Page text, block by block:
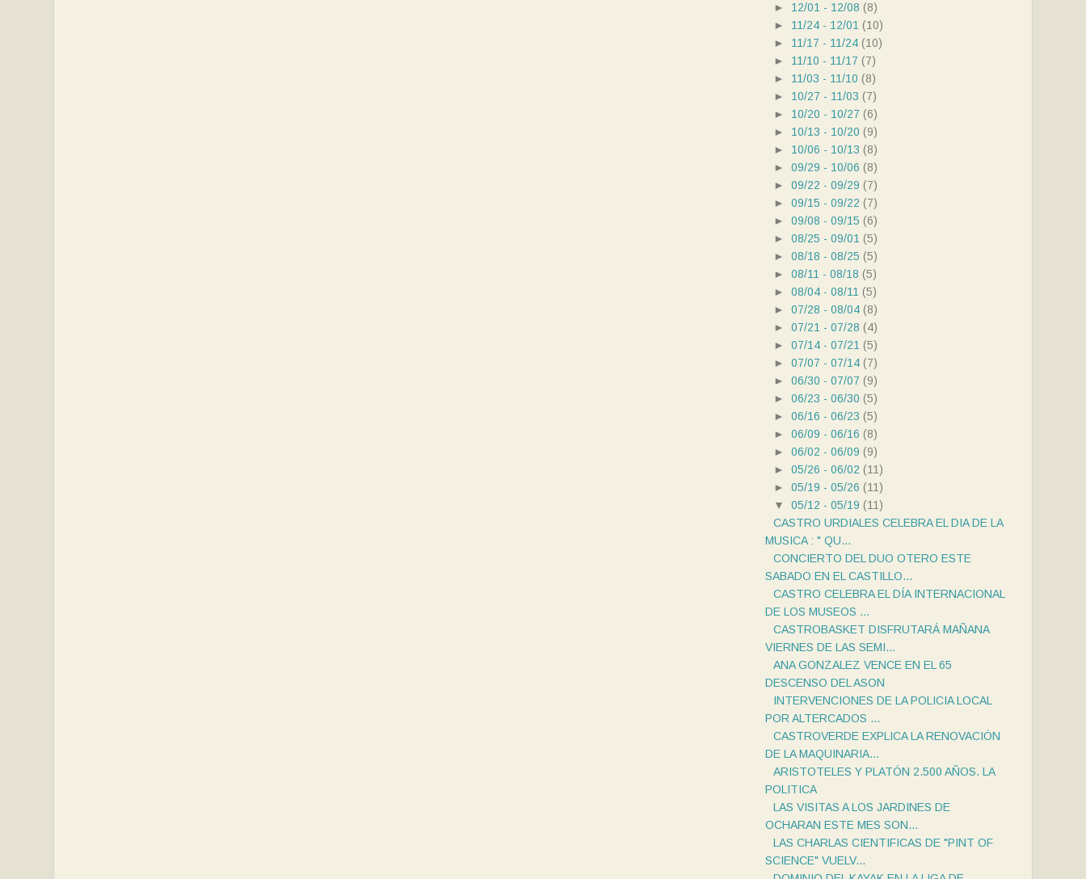
► 12/01 - 12/08 (8)
► 11/24 - 12/01 (10)
► 11/17 - 11/24 (10)
► 11/10 - 11/17 (7)
► 11/03 - 11/10 (8)
► 10/27 - 11/03 (7)
► 10/20 - 10/27 (6)
► 10/13 - 10/20 (9)
► 10/06 - 10/13 (8)
► 09/29 - 10/06 (8)
► 09/22 - 09/29 (7)
► 09/15 - 09/22 (7)
► 09/08 - 09/15 (6)
► 08/25 - 09/01 (5)
► 08/18 - 08/25 (5)
► 08/11 - 08/18 (5)
► 08/04 - 08/11 (5)
► 07/28 - 08/04 (8)
► 07/21 - 07/28 (4)
► 07/14 - 07/21 (5)
► 07/07 - 07/14 (7)
► 06/30 - 07/07 (9)
► 06/23 - 06/30 (5)
► 06/16 - 06/23 (5)
► 06/09 - 06/16 (8)
► 06/02 - 06/09 (9)
► 05/26 - 06/02 (11)
► 05/19 - 05/26 (11)
▼
05/12 - 05/19 (11)
CASTRO URDIALES CELEBRA EL DIA DE LA
MUSICA : " QU...
CONCIERTO DEL DUO OTERO ESTE
SABADO EN EL CASTILLO...
CASTRO CELEBRA EL DÍA INTERNACIONAL
DE LOS MUSEOS ...
CASTROBASKET DISFRUTARÁ MAÑANA
VIERNES DE LAS SEMI...
ANA GONZALEZ VENCE EN EL 65
DESCENSO DEL ASON
INTERVENCIONES DE LA POLICIA LOCAL
POR ALTERCADOS ...
CASTROVERDE EXPLICA LA RENOVACIÓN
DE LA MAQUINARIA...
ARISTOTELES Y PLATÓN 2.500 AÑOS. LA
POLITICA
LAS VISITAS A LOS JARDINES DE
OCHARAN ESTE MES SON...
LAS CHARLAS CIENTIFICAS DE "PINT OF
SCIENCE" VUELV...